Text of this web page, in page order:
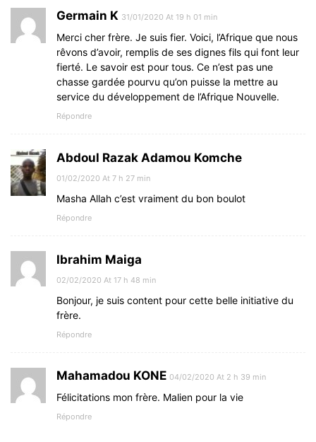
Germain K 31/01/2020 At 19 h 01 min
Merci cher frère. Je suis fier. Voici, l’Afrique que nous
rêvons d’avoir, remplis de ses dignes fils qui font leur
fierté. Le savoir est pour tous. Ce n’est pas une
chasse gardée pourvu qu’on puisse la mettre au
service du développement de l’Afrique Nouvelle.
Répondre
Abdoul Razak Adamou Komche
01/02/2020 At 7 h 27 min
Masha Allah c’est vraiment du bon boulot
Répondre
Ibrahim Maiga
02/02/2020 At 17 h 48 min
Bonjour, je suis content pour cette belle initiative du
frère.
Répondre
Mahamadou KONE 04/02/2020 At 2 h 39 min
Félicitations mon frère. Malien pour la vie
Répondre